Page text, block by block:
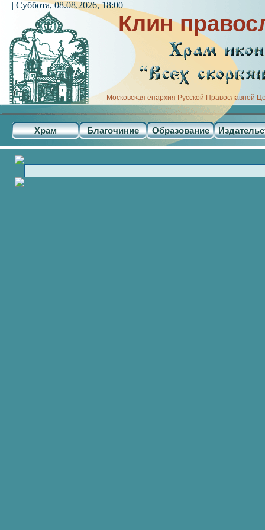
Клин
Московская епархия Русской Православной
Храм Благочиние Образование
| Суббота, 08.08.2026, 18:00